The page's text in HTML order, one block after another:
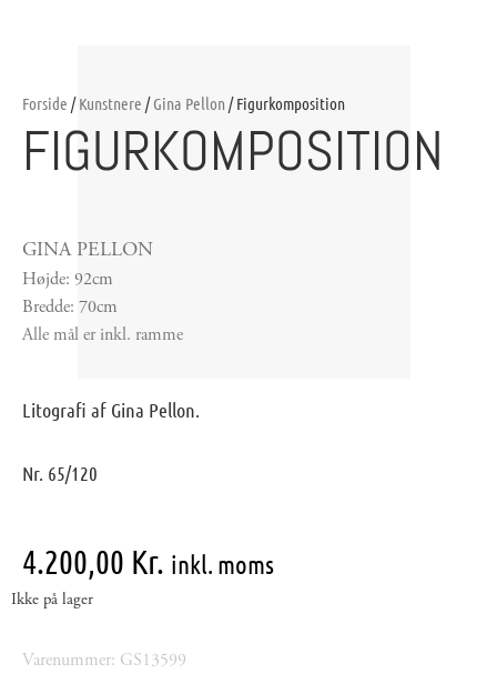
Forside /Kunstnere /Gina Pellon / Figurkomposition
FIGURKOMPOSITION
GINA PELLON
Højde: 92cm
Bredde: 70cm
Alle mål er inkl. ramme
Litografi af Gina Pellon.
Nr. 65/120
4.200,00 Kr. inkl. moms
Ikke på lager
Varenummer: GS13599